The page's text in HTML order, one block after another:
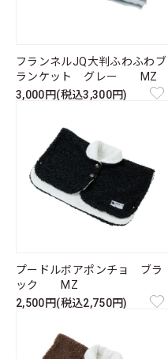
フランネルJQ大判ふわふわブ
ランケット グレー MZ
3,000円(税込3,300円)
プードルボアポンチョ ブラ
ック MZ
2,500円(税込2,750円)